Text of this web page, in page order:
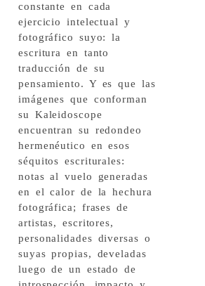
constante en cada
ejercicio intelectual y
fotográfico suyo: la
escritura en tanto
traducción de su
pensamiento. Y es que las
imágenes que conforman
su Kaleidoscope
encuentran su redondeo
hermenéutico en esos
séquitos escriturales:
notas al vuelo generadas
en el calor de la hechura
fotográfica; frases de
artistas, escritores,
personalidades diversas o
suyas propias, develadas
luego de un estado de